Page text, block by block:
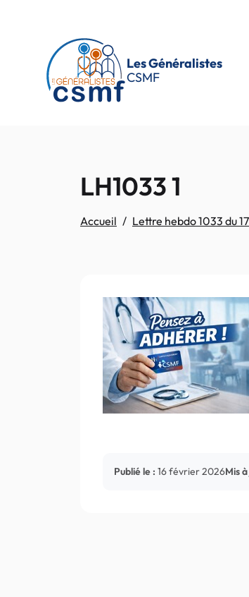
Les Généralistes
CSMF
LH1033 1
Accueil Lettre hebdo 1033 du
Publié le : 16 février 2026Mis